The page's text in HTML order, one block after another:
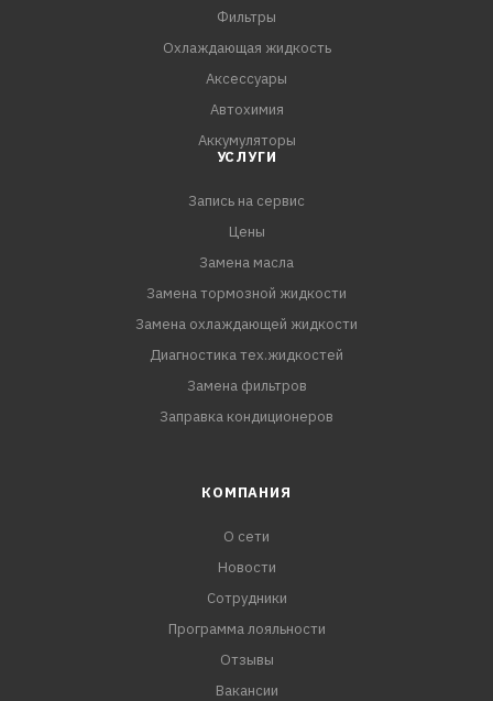
- Защищает электрооборудование от окисления
- Удобно распыляется благодаря удлинительной трубке
Фильтры
Охлаждающая жидкость
Аксессуары
Автохимия
Аккумуляторы
УСЛУГИ
Запись на сервис
Цены
Замена масла
Замена тормозной жидкости
Замена охлаждающей жидкости
Диагностика тех.жидкостей
Замена фильтров
Заправка кондиционеров
КОМПАНИЯ
О сети
Новости
Сотрудники
Программа лояльности
Отзывы
Вакансии